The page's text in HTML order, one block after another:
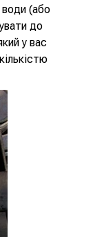
(або
до
у вас